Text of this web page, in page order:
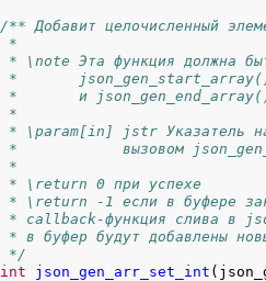
/** Добавит целочисленный
*
* \note Эта функция должна
*
*       и
*
* \param[in] jstr Указатель на
*            вызовом
*
* \return 0 при успехе
* \return -1 если в буфере
* callback-функция слива в
* в буфер будут добавлены
*/
int
json_gen_arr_set_int